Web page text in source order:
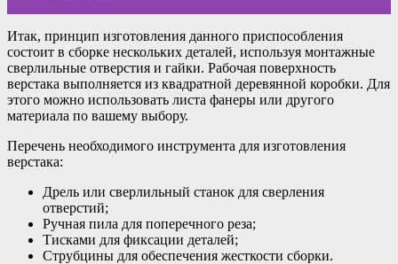
Итак, принцип изготовления данного приспособления
состоит в сборке нескольких деталей, используя монтажные
сверлильные отверстия и гайки. Рабочая поверхность
верстака выполняется из квадратной деревянной коробки. Для
этого можно использовать листа фанеры или другого
материала по вашему выбору.
Перечень необходимого инструмента для изготовления
верстака:
Дрель или сверлильный станок для сверления
отверстий;
Ручная пила для поперечного реза;
Тисками для фиксации деталей;
Струбцины для обеспечения жесткости сборки.